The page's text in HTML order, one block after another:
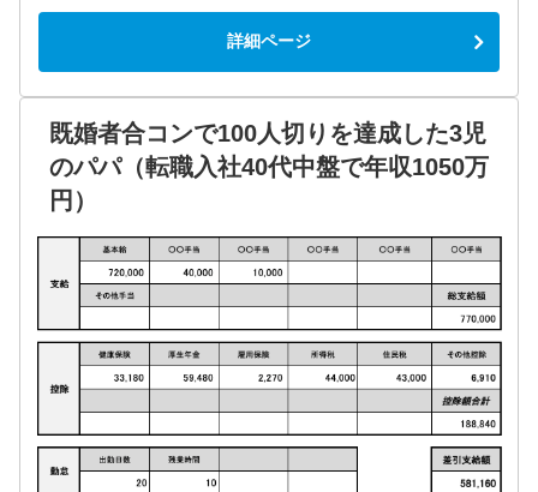
詳細ページ
既婚者合コンで100人切りを達成した3児
のパパ（転職入社40代中盤で年収1050万
円）